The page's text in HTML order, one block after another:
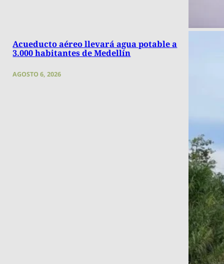
Acueducto aéreo llevará agua potable a
3.000 habitantes de Medellín
AGOSTO 6, 2026